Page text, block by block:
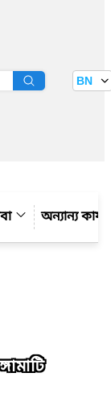
BN
অন্যান্য